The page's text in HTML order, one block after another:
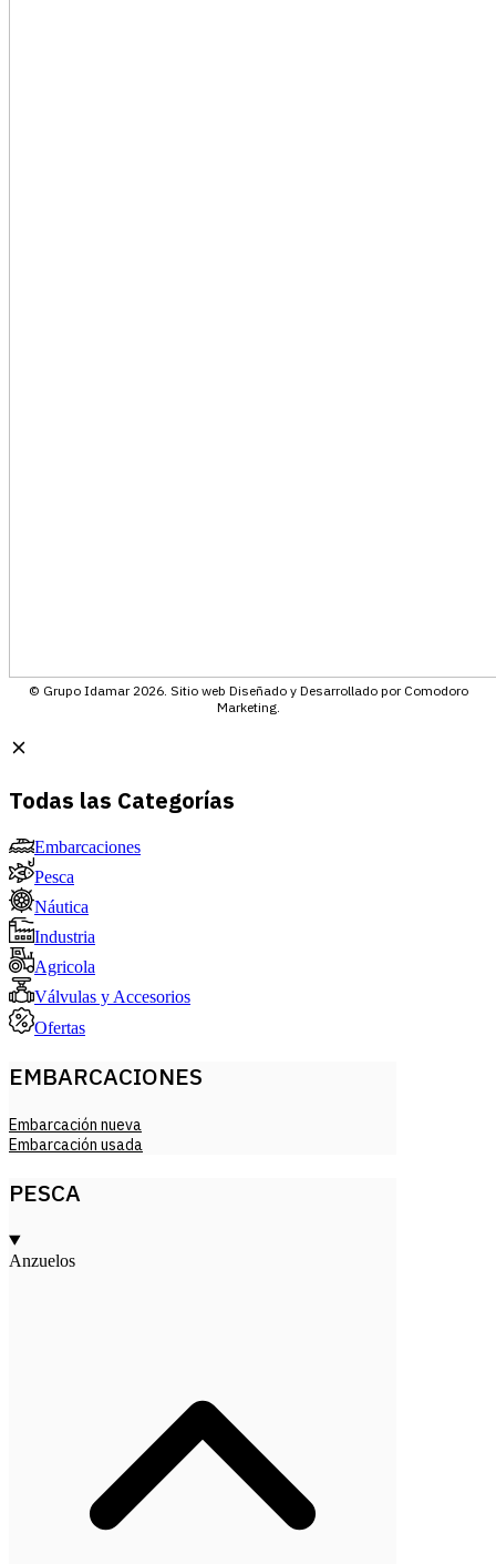
© Grupo Idamar 2026. Sitio web Diseñado y Desarrollado por Comodoro
Marketing.
Todas las Categorías
Embarcaciones
Pesca
Náutica
Industria
Agricola
Válvulas y Accesorios
Ofertas
EMBARCACIONES
Embarcación nueva
Embarcación usada
PESCA
Anzuelos